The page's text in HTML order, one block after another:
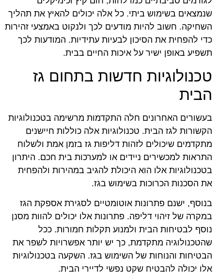
שנמצאים בשימוש ביתי. כל אלה יכולים להאיץ את תהליך
השחיקה. חשוב להיות מודעים לכך ולנקוט באמצעי זהירות
כדי להפחית את הסיכון לבעיות עתידיות. המודעות לכך
תשפיע באופן ישיר על איכות החיים בבית.
טכנולוגיות חדשות בתחום גז
הבית
בעשורים האחרונים חלה התקדמות מרשימה בטכנולוגיות
הקשורות לגז הבית. טכנולוגיות אלה כוללות חיישנים
מתקדמים שיכולים לזהות דליפות גז בזמן אמת ולשלוח
התראות למכשירים ניידים או למערכות בית חכם. היתרון
בטכנולוגיות אלו הוא היכולת להגיב במהירות ולהפחית
את הסכנות הכרוכות בשימוש בגז.
בנוסף, ישנם פתרונות אוטומטיים לסגירת אספקת הגז
במקרה של זיהוי דליפה. פתרונות אלו יכולים להוות מסנן
נוסף לבטיחות הבית ולמנוע תקלות חמורות. ככל
שהטכנולוגיה מתקדמת, כך יש יותר אפשרויות לשפר את
הבטיחות והנוחות של השימוש בגז. השקעה בטכנולוגיות
אלו יכולה להבטיח שקט נפשי לדיירי הבית.